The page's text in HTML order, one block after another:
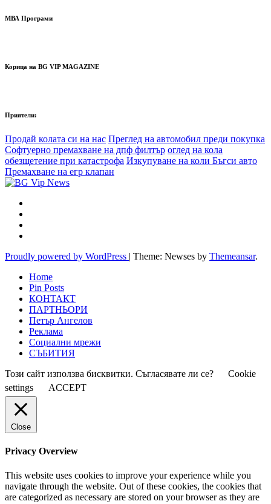
МВА Програми
Корица на BG VIP MAGAZINE
Приятели:
Продай колата си на нас Преглед на автомобил преди покупка
Софтуерно премахване на дпф филтър оглед на кола
обезщетение при катастрофа Изкупуване на коли Бъгси авто
Премахване на егр клапан
Proudly powered by WordPress | Theme: Newses by Themeansar.
Home
Pin Posts
КОНТАКТ
ПАРТНЬОРИ
Петър Ангелов
Реклама
Социални мрежи
СЪБИТИЯ
Този сайт използва бисквитки. Съгласявате ли се?
Cookie
settings
ACCEPT
Close
Privacy Overview
This website uses cookies to improve your experience while you
navigate through the website. Out of these cookies, the cookies that
are categorized as necessary are stored on your browser as they are